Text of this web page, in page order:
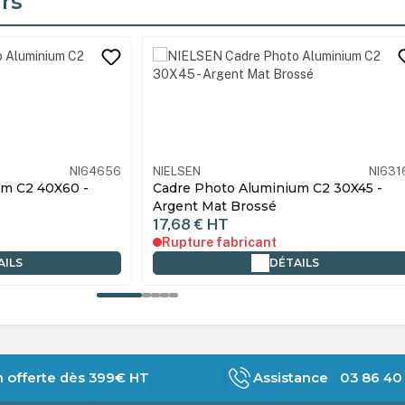
NI63164
C2 30X45 -
NIELSEN
Cadre Photo Aluminium C2 60X60 -
Argent Mat Brossé
27,35 €HT
Rupture fabricant
DÉTAILS
offerte dès 399€ HT Assistance 03 86 40